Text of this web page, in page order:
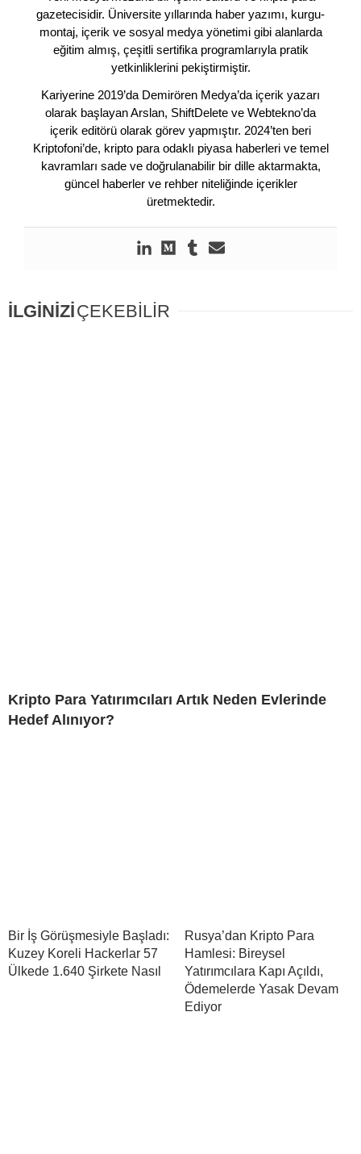
gazetecisidir. Üniversite yıllarında haber yazımı, kurgu-
montaj, içerik ve sosyal medya yönetimi gibi alanlarda
eğitim almış, çeşitli sertifika programlarıyla pratik
yetkinliklerini pekiştirmiştir.
Kariyerine 2019’da Demirören Medya’da içerik yazarı
olarak başlayan Arslan, ShiftDelete ve Webtekno’da
içerik editörü olarak görev yapmıştır. 2024’ten beri
Kriptofoni’de, kripto para odaklı piyasa haberleri ve temel
kavramları sade ve doğrulanabilir bir dille aktarmakta,
güncel haberler ve rehber niteliğinde içerikler
üretmektedir.
İLGİNİZİÇEKEBİLİR
Kripto Para Yatırımcıları Artık Neden Evlerinde
Hedef Alınıyor?
Bir İş Görüşmesiyle Başladı:
Kuzey Koreli Hackerlar 57
Ülkede 1.640 Şirkete Nasıl
Rusya’dan Kripto Para
Hamlesi: Bireysel
Yatırımcılara Kapı Açıldı,
Ödemelerde Yasak Devam
Ediyor